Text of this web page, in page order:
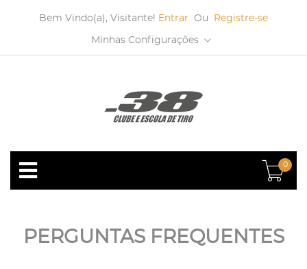
Bem Vindo(a), Visitante! Entrar Ou Registre-se
Minhas Configurações
0
PERGUNTAS FREQUENTES